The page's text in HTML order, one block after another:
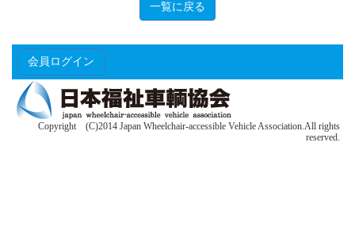
一覧に戻る
会員ログイン
Copyright (C)2014 Japan Wheelchair-accessible Vehicle Association.All rights
reserved.